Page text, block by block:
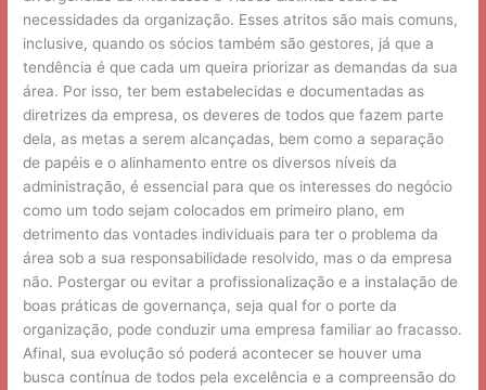
necessidades da organização. Esses atritos são mais comuns,
inclusive, quando os sócios também são gestores, já que a
tendência é que cada um queira priorizar as demandas da sua
área. Por isso, ter bem estabelecidas e documentadas as
diretrizes da empresa, os deveres de todos que fazem parte
dela, as metas a serem alcançadas, bem como a separação
de papéis e o alinhamento entre os diversos níveis da
administração, é essencial para que os interesses do negócio
como um todo sejam colocados em primeiro plano, em
detrimento das vontades individuais para ter o problema da
área sob a sua responsabilidade resolvido, mas o da empresa
não. Postergar ou evitar a profissionalização e a instalação de
boas práticas de governança, seja qual for o porte da
organização, pode conduzir uma empresa familiar ao fracasso.
Afinal, sua evolução só poderá acontecer se houver uma
busca contínua de todos pela excelência e a compreensão do